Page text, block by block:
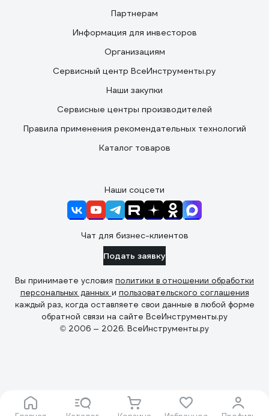
Партнерам
Информация для инвесторов
Организациям
Сервисный центр ВсеИнструменты.ру
Наши закупки
Сервисные центры производителей
Правила применения рекомендательных технологий
Каталог товаров
Наши соцсети
Чат для бизнес-клиентов
Подать заявку
Вы принимаете условия политики в отношении обработки
персональных данных и пользовательского соглашения
каждый раз, когда оставляете свои данные в любой форме
обратной связи на сайте ВсеИнструменты.ру
© 2006 — 2026. ВсеИнструменты.ру